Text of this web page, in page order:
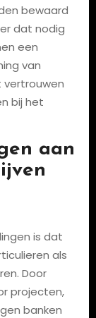
bewaard
dat nodig
een
van
vertrouwen
bij het
aan
is dat
als
Door
projecten,
banken